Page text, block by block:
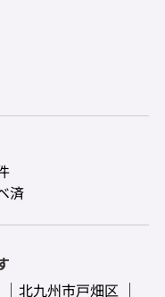
済
北九州市戸畑区